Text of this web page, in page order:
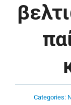
Categories: